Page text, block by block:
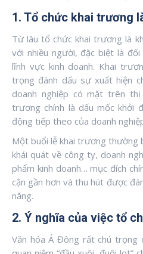
1. Tổ chức khai trương
Từ lâu tổ chức khai trương là
với nhiều người, đặc biệt là
lĩnh vực kinh doanh. Khai
trọng đánh dấu sự xuất hiện
doanh nghiệp có mặt trên
trương chính là dấu mốc khởi
động tiếp theo của doanh
Một buổi lễ khai trương thường
khái quát về công ty, doanh
phẩm kinh doanh… mục đích
cận gần hơn và thu hút được
năng.
2. Ý nghĩa của việc tổ
Văn hóa Á Đông rất chú trọng